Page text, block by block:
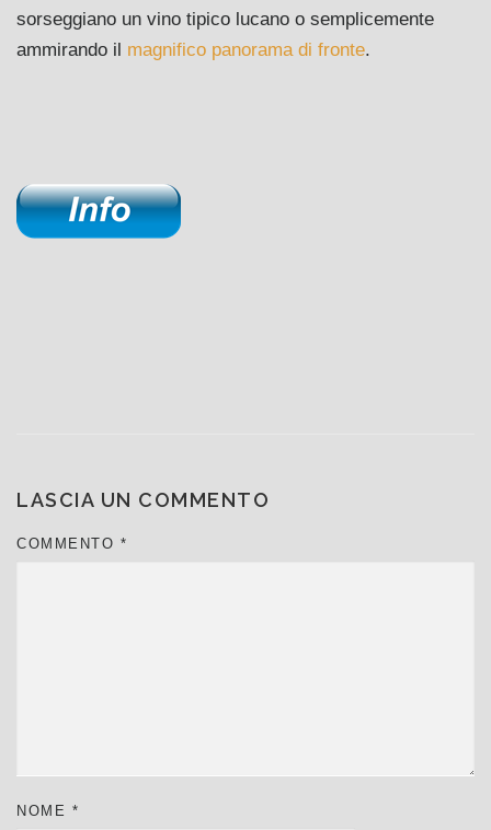
sorseggiano un vino tipico lucano o semplicemente
ammirando il magnifico panorama di fronte.
LASCIA UN COMMENTO
COMMENTO *
NOME *